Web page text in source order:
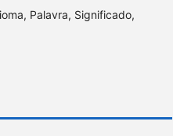
Palavra, Significado,